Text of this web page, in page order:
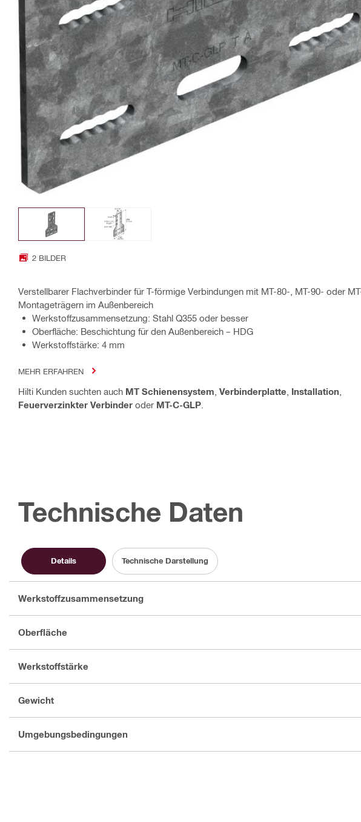
2 BILDER
Verstellbarer Flachverbinder für T-förmige Verbindungen mit MT-80-, MT-90- oder
Montageträgern im Außenbereich
Werkstoffzusammensetzung: Stahl Q355 oder besser
Oberfläche: Beschichtung für den Außenbereich – HDG
Werkstoffstärke: 4 mm
MEHR ERFAHREN
Hilti Kunden suchten auch MT Schienensystem Verbinderplatte Installation
Feuerverzinkter Verbinder oder MT-C-GLP
Technische Daten
Details Technische Darstellung
Werkstoffzusammensetzung
Oberfläche
Werkstoffstärke
Gewicht
Umgebungsbedingungen